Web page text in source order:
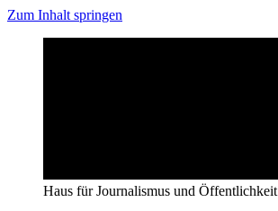
Zum Inhalt springen
Haus für Journalismus und Öffentlichkeit